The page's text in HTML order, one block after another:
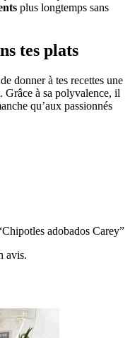
plus longtemps sans
tes plats
donner à tes recettes une
Grâce à sa polyvalence, il
qu’aux passionnés
adobados Carey”
avis.